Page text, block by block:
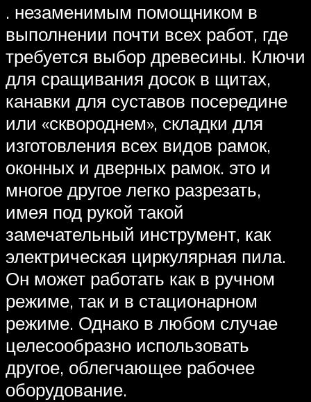
. незаменимым помощником в
выполнении почти всех работ, где
требуется выбор древесины. Ключи
для сращивания досок в щитах,
канавки для суставов посередине
или «сквороднем», складки для
изготовления всех видов рамок,
оконных и дверных рамок. это и
многое другое легко разрезать,
имея под рукой такой
замечательный инструмент, как
электрическая циркулярная пила.
Он может работать как в ручном
режиме, так и в стационарном
режиме. Однако в любом случае
целесообразно использовать
другое, облегчающее рабочее
оборудование.